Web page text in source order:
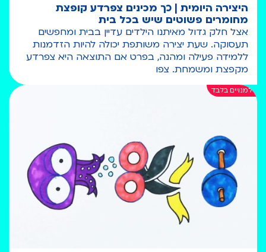
היצירה היומית | כך מכינים צפרדע קופצת
מחומרים פשוטים שיש בכל בית
אצל חלק גדול מאיתנו הילדים עדיין בבית ומחפשים
תעסוקה. שעת יצירה משותפת יכולה להיות הזדמנות
ללמידה פעילה ומהנה, בפרט אם התוצאה היא צפרדע
מקפצת ומשמחת. צפו